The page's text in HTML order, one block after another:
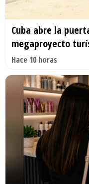
Cuba abre la
megaproyecto
Hace 10 horas